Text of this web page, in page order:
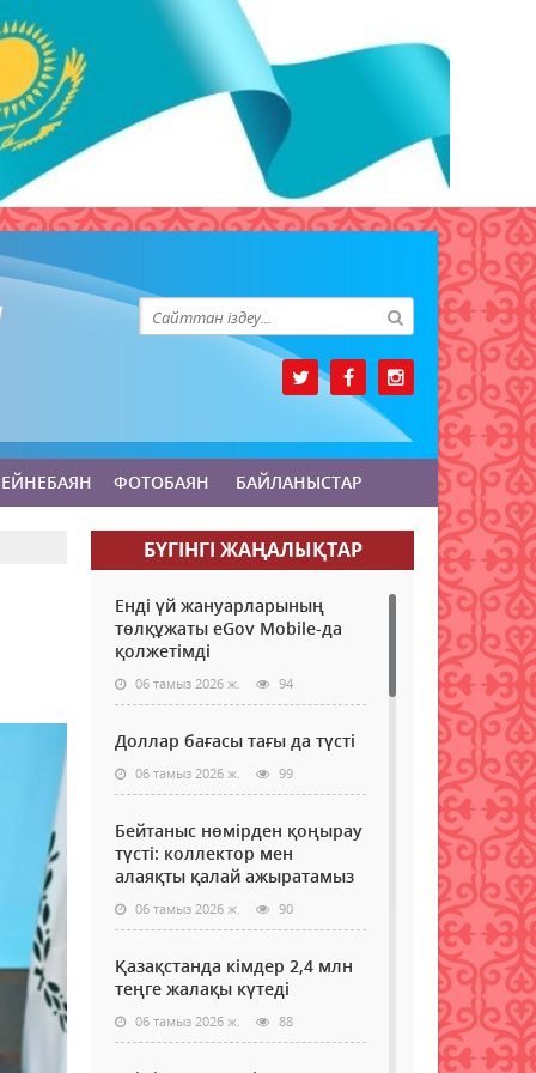
ФОТОБАЯН БАЙЛАНЫСТАР
БҮГІНГI ЖАҢАЛЫҚТАР
Енді үй жануарларының
төлқұжаты eGov Mobile-да
қолжетімді
06 тамыз 2026 ж. 94
Доллар бағасы тағы да түсті
06 тамыз 2026 ж. 99
Бейтаныс нөмірден қоңырау
түсті: коллектор мен
алаяқты қалай ажыратамыз
06 тамыз 2026 ж. 90
Қазақстанда кімдер 2,4 млн
теңге жалақы күтеді
06 тамыз 2026 ж. 88